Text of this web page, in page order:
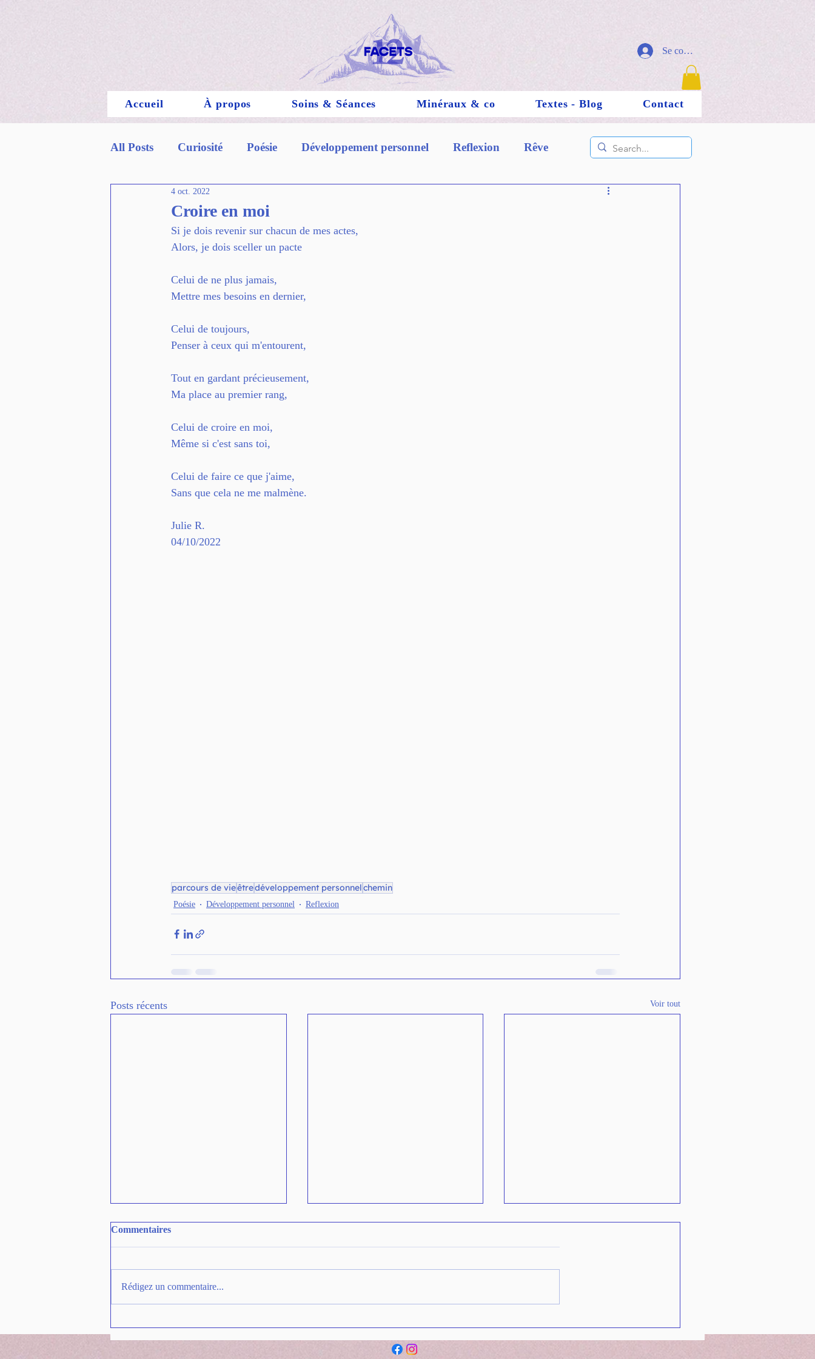
Se connecter
Accueil À propos Soins & Séances Minéraux & co Textes - Blog Contact
All Posts Curiosité Poésie Développement personnel Reflexion Rêve
thérapie par l'écriture
Croire en moi
4 oct. 2022
Si je dois revenir sur chacun de mes actes,
Alors, je dois sceller un pacte
Celui de ne plus jamais,
Mettre mes besoins en dernier,
Celui de toujours,
Penser à ceux qui m'entourent,
Tout en gardant précieusement,
Ma place au premier rang,
Celui de croire en moi,
Même si c'est sans toi,
Celui de faire ce que j'aime,
Sans que cela ne me malmène.
Julie R.
04/10/2022
parcours de vieêtredéveloppement personnelchemin
Poésie Développement personnel Reflexion
Posts récents Voir tout
12 FACETS
Commentaires
Rédigez un commentaire...